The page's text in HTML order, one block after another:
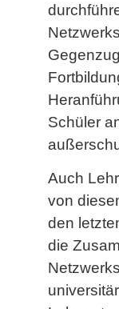
Schüler
Auch
von
den
die